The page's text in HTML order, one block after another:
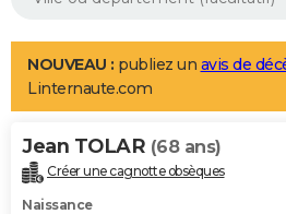
Aménagement intérieur
LIFESTYLE
Art de vivre
Bien-être
Loisirs
Mode
Modes de vie
Alimentation
Guide de la santé
Maladies
Médicaments
Sommeil
VOYAGE
Destinations
City break
Voyage nature
Voyage de noces
Forum
Climat
+PHOTO
NOUVEAU : publiez un avis de
Linternaute.com
Jean TOLAR (68 ans)
Créer une cagnotte obsèques
Naissance